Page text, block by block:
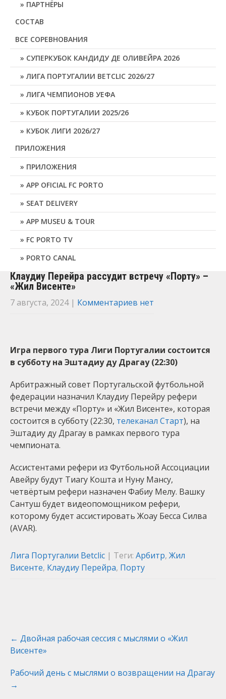
ПАРТНЁРЫ
СОСТАВ
ВСЕ СОРЕВНОВАНИЯ
СУПЕРКУБОК КАНДИДУ ДЕ ОЛИВЕЙРА 2026
ЛИГА ПОРТУГАЛИИ BETCLIC 2026/27
ЛИГА ЧЕМПИОНОВ УЕФА
КУБОК ПОРТУГАЛИИ 2025/26
КУБОК ЛИГИ 2026/27
ПРИЛОЖЕНИЯ
ПРИЛОЖЕНИЯ
APP OFICIAL FC PORTO
SEAT DELIVERY
APP MUSEU & TOUR
FC PORTO TV
PORTO CANAL
Клаудиу Перейра рассудит встречу «Порту» –
«Жил Висенте»
7 августа, 2024| Комментариев нет
Игра первого тура Лиги Португалии состоится
в субботу на Эштадиу ду Драгау (22:30)
Арбитражный совет Португальской футбольной
федерации назначил Клаудиу Перейру рефери
встречи между «Порту» и «Жил Висенте», которая
состоится в субботу (22:30, телеканал Старт), на
Эштадиу ду Драгау в рамках первого тура
чемпионата.
Ассистентами рефери из Футбольной Ассоциации
Авейру будут Тиагу Кошта и Нуну Мансу,
четвёртым рефери назначен Фабиу Мелу. Вашку
Сантуш будет видеопомощником рефери,
которому будет ассистировать Жоау Бесса Силва
(AVAR).
Лига Португалии Betclic | Теги: Арбитр, Жил
Висенте, Клаудиу Перейра, Порту
Post
navigation
← Двойная рабочая сессия с мыслями о «Жил
Висенте»
Рабочий день с мыслями о возвращении на Драгау
→